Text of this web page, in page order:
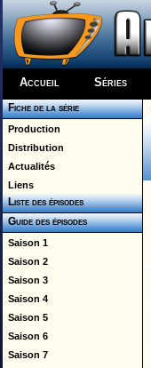
Accueil Séries
Fiche de la série
Production
Distribution
Actualités
Liens
Liste des épisodes
Guide des épisodes
Saison 1
Saison 2
Saison 3
Saison 4
Saison 5
Saison 6
Saison 7